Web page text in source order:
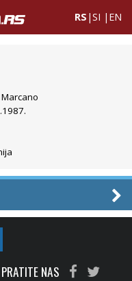
RS |SI | EN
PRATITE NAS